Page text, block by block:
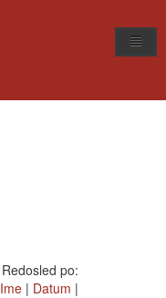
Redosled po:
Ime | Datum |